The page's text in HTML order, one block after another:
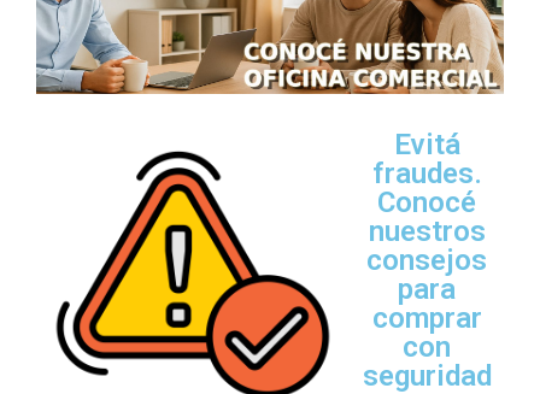
Evitá
fraudes.
Conocé
nuestros
consejos
para
comprar
con
seguridad